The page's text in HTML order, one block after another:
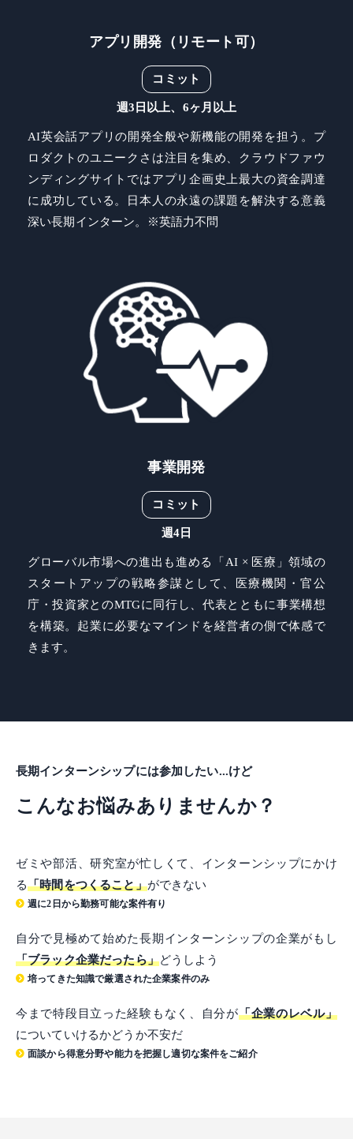
アプリ開発（リモート可）
コミット
週3日以上、6ヶ月以上
AI英会話アプリの開発全般や新機能の開発を担う。プ
ロダクトのユニークさは注目を集め、クラウドファウ
ンディングサイトではアプリ企画史上最大の資金調達
に成功している。日本人の永遠の課題を解決する意義
深い長期インターン。※英語力不問
事業開発
コミット
週4日
グローバル市場への進出も進める「AI × 医療」領域の
スタートアップの戦略参謀として、医療機関・官公
庁・投資家とのMTGに同行し、代表とともに事業構想
を構築。起業に必要なマインドを経営者の側で体感で
きます。
長期インターンシップには参加したい...けど
こんなお悩みありませんか？
ゼミや部活、研究室が忙しくて、インターンシップにかけ
る「時間をつくること」ができない
週に2日から勤務可能な案件有り
自分で見極めて始めた長期インターンシップの企業がもし
「ブラック企業だったら」どうしよう
培ってきた知識で厳選された企業案件のみ
今まで特段目立った経験もなく、自分が「企業のレベル」
についていけるかどうか不安だ
面談から得意分野や能力を把握し適切な案件をご紹介